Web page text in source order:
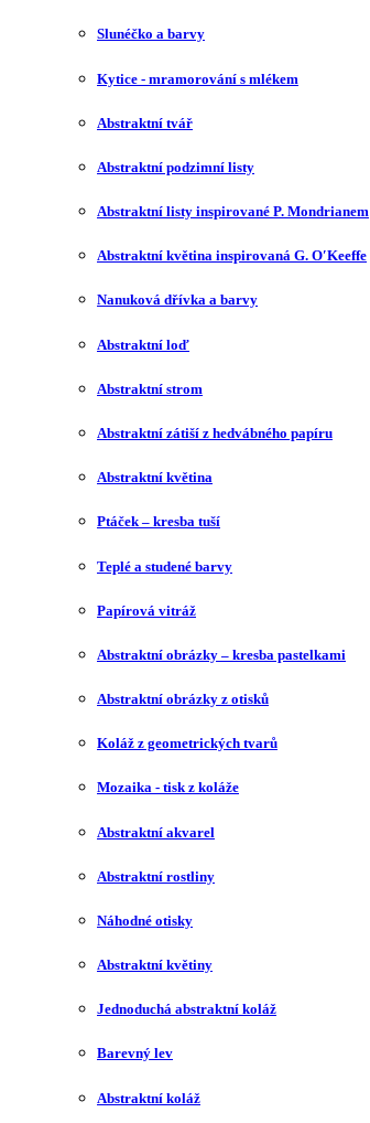
Slunéčko a barvy
Kytice - mramorování s mlékem
Abstraktní tvář
Abstraktní podzimní listy
Abstraktní listy inspirované P. Mondrianem
Abstraktní květina inspirovaná G. O′Keeffe
Nanuková dřívka a barvy
Abstraktní loď
Abstraktní strom
Abstraktní zátiší z hedvábného papíru
Abstraktní květina
Ptáček – kresba tuší
Teplé a studené barvy
Papírová vitráž
Abstraktní obrázky – kresba pastelkami
Abstraktní obrázky z otisků
Koláž z geometrických tvarů
Mozaika - tisk z koláže
Abstraktní akvarel
Abstraktní rostliny
Náhodné otisky
Abstraktní květiny
Jednoduchá abstraktní koláž
Barevný lev
Abstraktní koláž